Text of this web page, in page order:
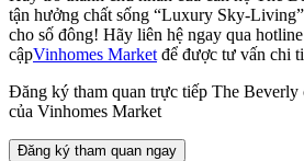
tận hưởng chất sống “Luxury Sky-
cho số đông! Hãy liên hệ ngay qua hotline
cậpVinhomes Market để được tư vấn chi
Đăng ký tham quan trực tiếp The Beverly
của Vinhomes Market
Đăng ký tham quan ngay